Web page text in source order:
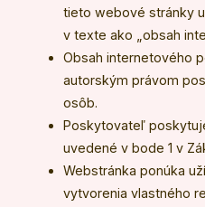
tieto webové stránky
v texte ako „obsah
Obsah internetového
autorským právom
osôb.
Poskytovateľ
uvedené v bode 1 v
Webstránka ponúka
vytvorenia vlastného